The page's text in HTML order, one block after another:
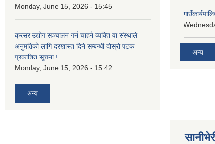
Monday, June 15, 2026 - 15:45
क्रसर उद्योग सञ्चालन गर्न चाहने व्यक्ति वा संस्थाले
अनुमतिको लागि दरखास्त दिने सम्बन्धी दोस्रो पटक
प्रकाशित सूचना !
Monday, June 15, 2026 - 15:42
अन्य
अन्य